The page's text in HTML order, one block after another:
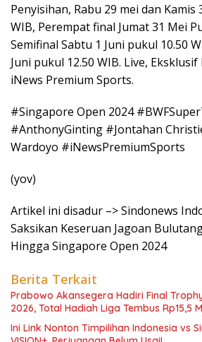
Penyisihan, Rabu 29 mei dan Kamis
WIB, Perempat final Jumat 31 Mei
Semifinal Sabtu 1 Juni pukul 10.50
Juni pukul 12.50 WIB. Live,
iNews Premium Sports.
#Singapore Open 2024
#AnthonyGinting #Jontahan
Wardoyo #iNewsPremiumSports
(yov)
Artikel ini disadur –> Sindonews
Saksikan Keseruan Jagoan
Hingga Singapore Open 2024
Berita Terkait
Prabowo Akansegera Hadiri Final
2026, Total Hadiah Liga Tembus Rp15,5
Ini Link Nonton Timpilihan Indonesia vs